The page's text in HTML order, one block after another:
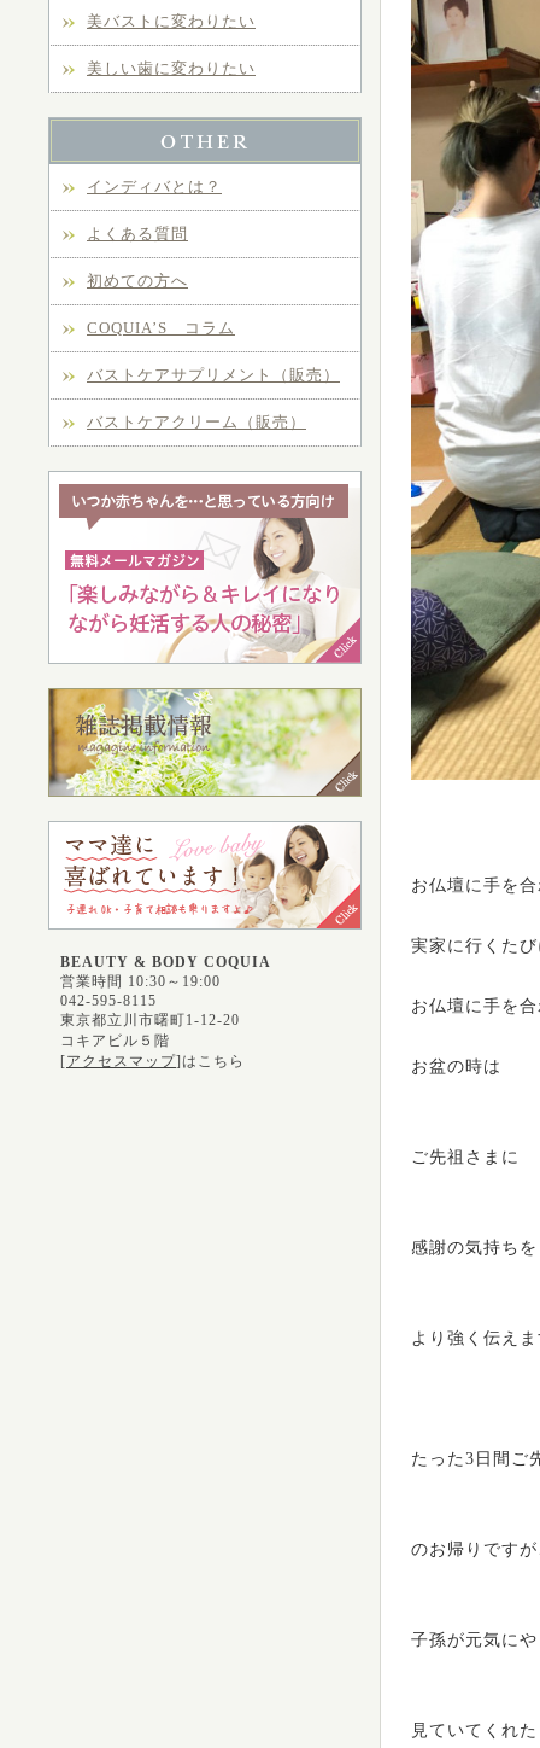
美バストに変わりたい
美しい歯に変わりたい
インディバとは？
よくある質問
初めての方へ
COQUIA’S コラム
バストケアサプリメント（販売）
バストケアクリーム（販売）
BEAUTY & BODY COQUIA
営業時間 10:30～19:00
042-595-8115
東京都立川市曙町1-12-20
コキアビル５階
[アクセスマップ]はこちら
お仏壇に手を
実家に行くた
お仏壇に手を
お盆の時は
ご先祖さまに
感謝の気持ちを
より強く伝え
たった3日間ご
のお帰りです
子孫が元気に
見ていてくれ